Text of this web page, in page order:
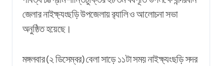
জেলারনাইক্ষ্যংছড়িউপজেলায়র‍্যালিওআলোচনাসভা
অনুষ্ঠিতহয়েছে।
মঙ্গলবার(২ডিসেম্বর)বেলাসাড়ে১১টাসময়নাইক্ষ্যংছড়িসদর